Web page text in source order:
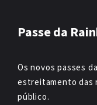
Passe da
Os novos passes
estreitamento das
público.